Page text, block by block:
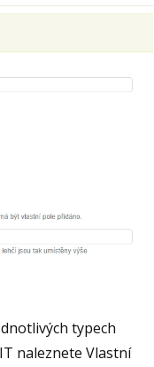
typech
naleznete Vlastní